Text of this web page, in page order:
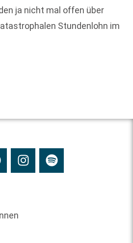
ja nicht mal offen über
Stundenlohn im